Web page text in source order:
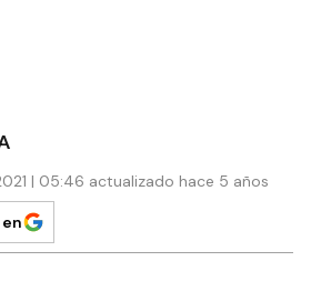
| 05:46 actualizado hace 5 años